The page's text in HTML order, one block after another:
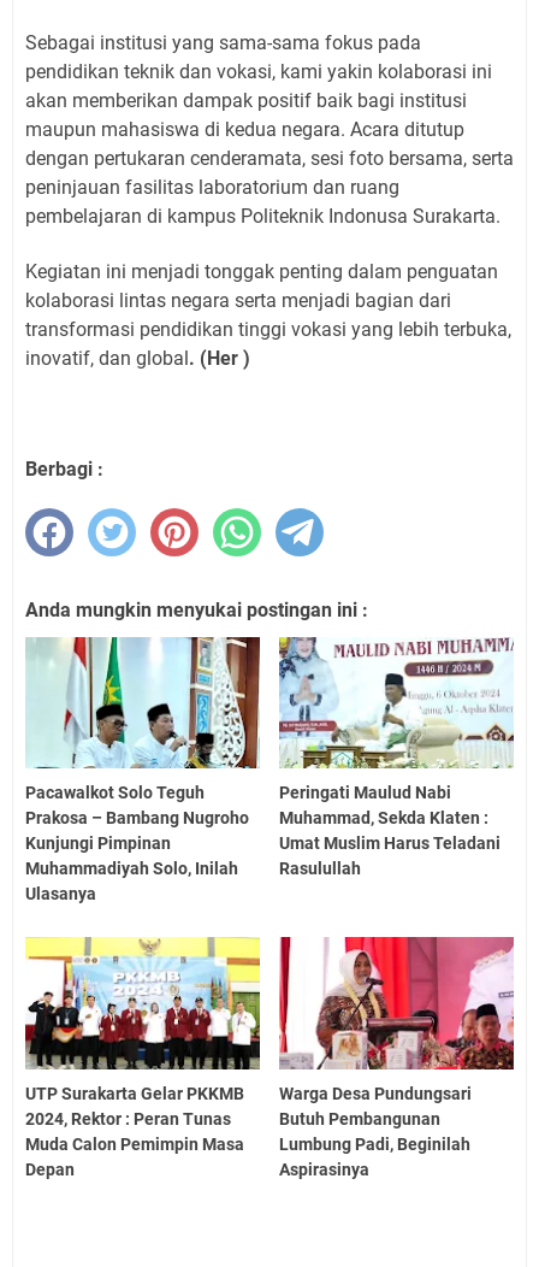
Sebagai institusi yang sama-sama fokus pada
pendidikan teknik dan vokasi, kami yakin kolaborasi ini
akan memberikan dampak positif baik bagi institusi
maupun mahasiswa di kedua negara. Acara ditutup
dengan pertukaran cenderamata, sesi foto bersama, serta
peninjauan fasilitas laboratorium dan ruang
pembelajaran di kampus Politeknik Indonusa Surakarta.
Kegiatan ini menjadi tonggak penting dalam penguatan
kolaborasi lintas negara serta menjadi bagian dari
transformasi pendidikan tinggi vokasi yang lebih terbuka,
inovatif, dan global. (Her )
Berbagi :
Anda mungkin menyukai postingan ini :
Pacawalkot Solo Teguh
Prakosa – Bambang Nugroho
Kunjungi Pimpinan
Muhammadiyah Solo, Inilah
Ulasanya
Peringati Maulud Nabi
Muhammad, Sekda Klaten :
Umat Muslim Harus Teladani
Rasulullah
UTP Surakarta Gelar PKKMB
2024, Rektor : Peran Tunas
Muda Calon Pemimpin Masa
Depan
Warga Desa Pundungsari
Butuh Pembangunan
Lumbung Padi, Beginilah
Aspirasinya